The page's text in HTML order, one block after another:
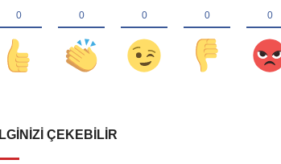
İLGINIZI ÇEKEBILIR